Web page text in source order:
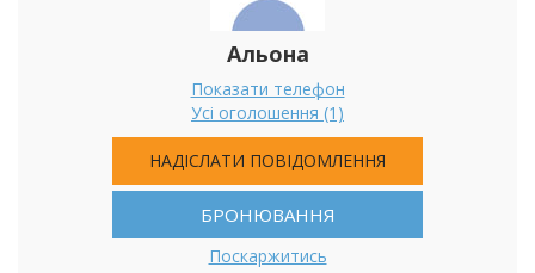
Альона
Показати телефон
Усі оголошення (1)
НАДІСЛАТИ ПОВІДОМЛЕННЯ
БРОНЮВАННЯ
Поскаржитись